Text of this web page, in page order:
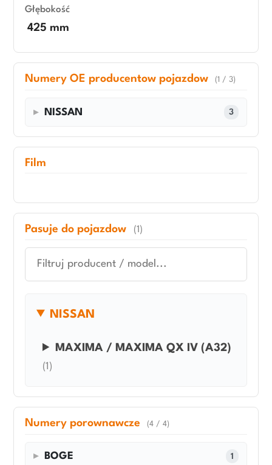
Głębokość
425 mm
Numery OE producentow pojazdow (1 / 3)
NISSAN 3
Film
Pasuje do pojazdow (1)
NISSAN
MAXIMA / MAXIMA QX IV (A32)
(1)
Numery porownawcze (4 / 4)
BOGE 1